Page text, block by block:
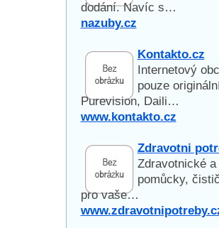
dodání. Navíc s…
nazuby.cz
Kontakto.cz
Internetový
pouze
Purevision, Daili…
www.kontakto.cz
Zdravotni
Zdravotnické
pomůcky,
pro vaše…